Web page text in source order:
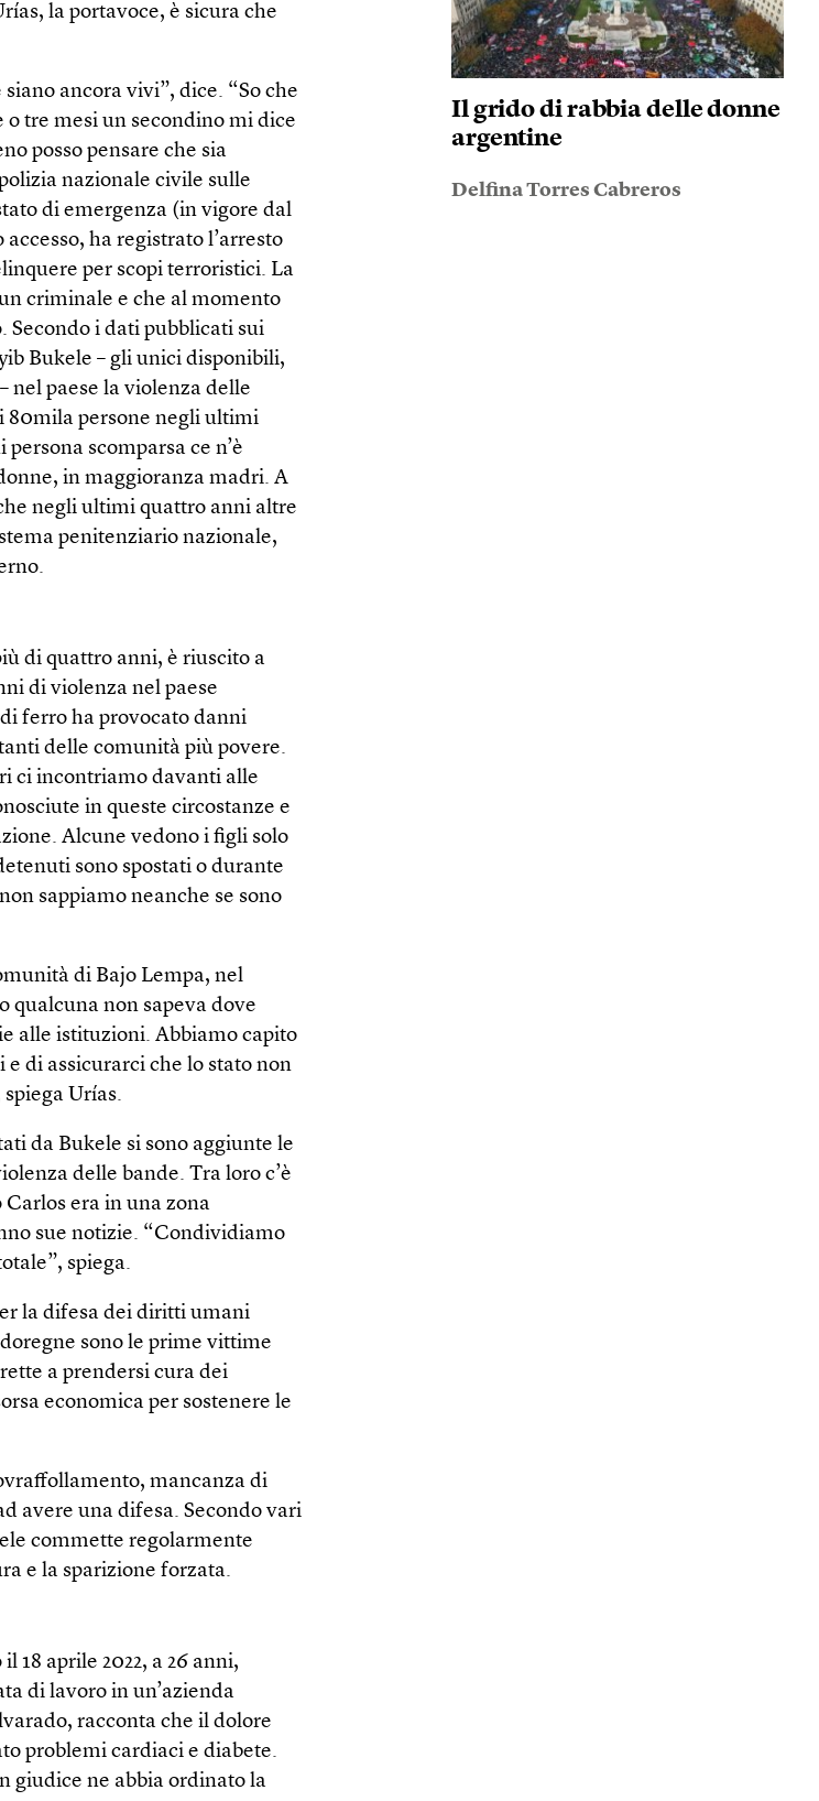
la portavoce, è sicura che
ancora vivi”, dice. “So che
tre mesi un secondino mi dice
posso pensare che sia
nazionale civile sulle
di emergenza (in vigore dal
ha registrato l’arresto
per scopi terroristici. La
criminale e che al momento
Secondo i dati pubblicati sui
Bukele – gli unici disponibili,
nel paese la violenza delle
80mila persone negli ultimi
scomparsa ce n’è
in maggioranza madri. A
negli ultimi quattro anni altre
penitenziario nazionale,
di quattro anni, è riuscito a
di violenza nel paese
ferro ha provocato danni
delle comunità più povere.
ci incontriamo davanti alle
in queste circostanze e
Alcune vedono i figli solo
sono spostati o durante
sappiamo neanche se sono
di Bajo Lempa, nel
qualcuna non sapeva dove
alle istituzioni. Abbiamo capito
di assicurarci che lo stato non
Urías.
da Bukele si sono aggiunte le
delle bande. Tra loro c’è
era in una zona
sue notizie. “Condividiamo
spiega.
la difesa dei diritti umani
sono le prime vittime
a prendersi cura dei
economica per sostenere le
mancanza di
avere una difesa. Secondo vari
commette regolarmente
e la sparizione forzata.
18 aprile 2022, a 26 anni,
di lavoro in un’azienda
racconta che il dolore
problemi cardiaci e diabete.
giudice ne abbia ordinato la
Il grido di rabbia delle donne
argentine
Delfina Torres Cabreros